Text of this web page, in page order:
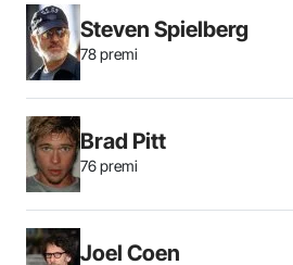
Steven Spielberg
78 premi
Brad Pitt
76 premi
Joel Coen